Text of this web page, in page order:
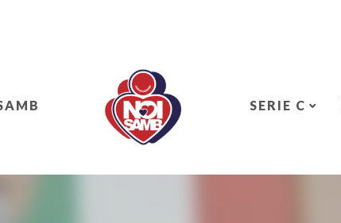
SERIE C